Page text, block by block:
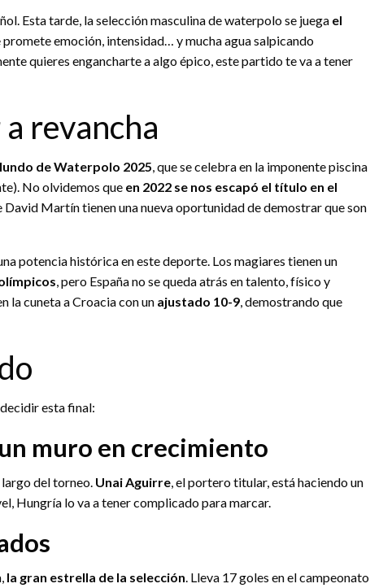
Esta tarde, la selección masculina de waterpolo se juega el
emoción, intensidad… y mucha agua salpicando
quieres engancharte a algo épico, este partido te va a tener
revancha
de Waterpolo 2025, que se celebra en la imponente piscina
No olvidemos que en 2022 se nos escapó el título en el
David Martín tienen una nueva oportunidad de demostrar que son
potencia histórica en este deporte. Los magiares tienen un
, pero España no se queda atrás en talento, físico y
la cuneta a Croacia con un ajustado 10-9, demostrando que
esta final:
muro en crecimiento
largo del torneo. Unai Aguirre, el portero titular, está haciendo un
Hungría lo va a tener complicado para marcar.
la gran estrella de la selección. Lleva 17 goles en el campeonato